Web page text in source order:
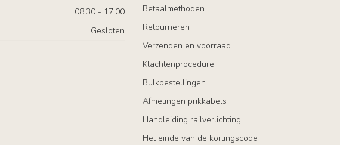
08.30 - 17.00
Gesloten
Betaalmethoden
Retourneren
Verzenden en voorraad
Klachtenprocedure
Bulkbestellingen
Afmetingen prikkabels
Handleiding railverlichting
Het einde van de kortingscode